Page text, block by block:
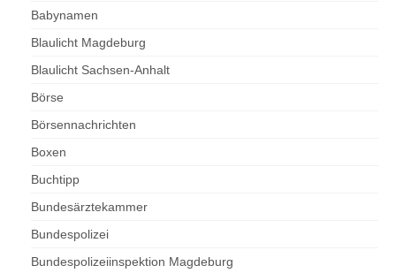
Babynamen
Blaulicht Magdeburg
Blaulicht Sachsen-Anhalt
Börse
Börsennachrichten
Boxen
Buchtipp
Bundesärztekammer
Bundespolizei
Bundespolizeiinspektion Magdeburg